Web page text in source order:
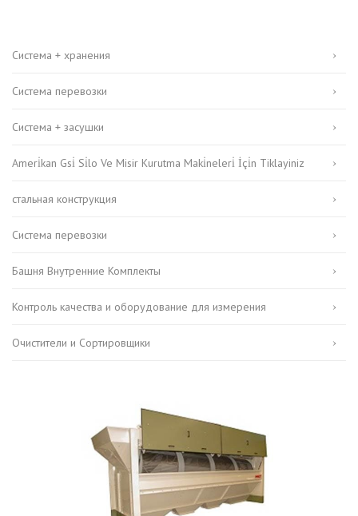
Система + хранения
Система перевозки
Система + засушки
Ameri̇kan Gsi̇ Si̇lo Ve Misir Kurutma Maki̇neleri̇ İçi̇n Tiklayiniz
стальная конструкция
Система перевозки
Башня Внутренние Комплекты
Контроль качества и оборудование для измерения
Очистители и Cортировщики